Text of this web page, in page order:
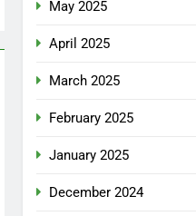
May 2025
April 2025
March 2025
February 2025
January 2025
December 2024